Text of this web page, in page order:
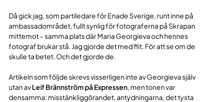
Då gick jag, som partiledare för Enade Sverige, runt inne på
ambassadområdet, fullt synlig för fotograferna på Skrapan
mittemot – samma plats där Maria Georgieva och hennes
fotograf brukar stå. Jag gjorde det med flit. För att se om de
skulle ta betet. Och det gjorde de.
Artikeln som följde skrevs visserligen inte av Georgieva själv
utan avLeif Brännström på Expressen, men tonen var
densamma: misstänkliggörandet, antydningarna, det tysta